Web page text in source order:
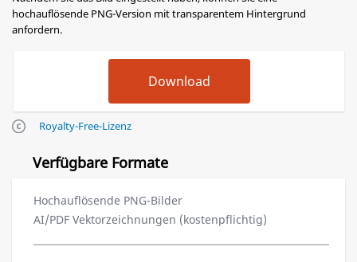
hochauflösende PNG-Version mit transparentem Hintergrund
anfordern.
Royalty-Free-Lizenz
Verfügbare Formate
Hochauflösende PNG-Bilder
AI/PDF Vektorzeichnungen (kostenpflichtig)